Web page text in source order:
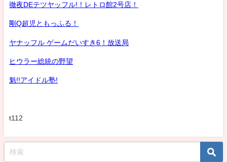
徹夜DEテツヤッフル!！レトロ館2号店！
剛Q超児ともっふる！
ヤナッフル ゲームだいすき6！放送局
ヒウラー総統の野望
魁!!アイドル塾!
t112